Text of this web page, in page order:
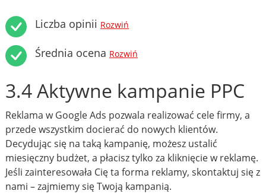
Liczba opinii Rozwiń
Średnia ocena Rozwiń
3.4 Aktywne kampanie PPC
Reklama w Google Ads pozwala realizować cele firmy, a
przede wszystkim docierać do nowych klientów.
Decydując się na taką kampanię, możesz ustalić
miesięczny budżet, a płacisz tylko za kliknięcie w reklamę.
Jeśli zainteresowała Cię ta forma reklamy, skontaktuj się z
nami – zajmiemy się Twoją kampanią.